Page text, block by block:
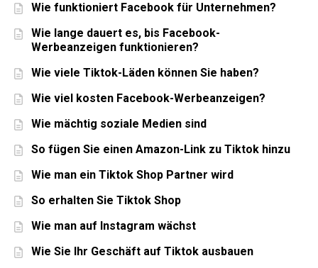
Wie funktioniert Facebook für Unternehmen?
Wie lange dauert es, bis Facebook-
Werbeanzeigen funktionieren?
Wie viele Tiktok-Läden können Sie haben?
Wie viel kosten Facebook-Werbeanzeigen?
Wie mächtig soziale Medien sind
So fügen Sie einen Amazon-Link zu Tiktok hinzu
Wie man ein Tiktok Shop Partner wird
So erhalten Sie Tiktok Shop
Wie man auf Instagram wächst
Wie Sie Ihr Geschäft auf Tiktok ausbauen